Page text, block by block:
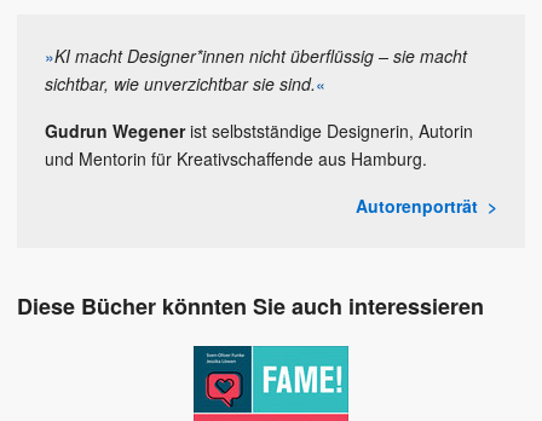
»KI macht Designer*innen nicht überflüssig – sie macht
sichtbar, wie unverzichtbar sie sind.«
Gudrun Wegenerist selbstständige Designerin, Autorin
und Mentorin für Kreativschaffende aus Hamburg.
Autorenporträt
Diese Bücher könnten Sie auch interessieren